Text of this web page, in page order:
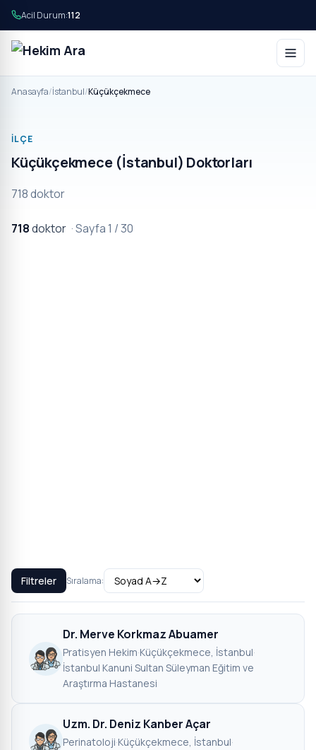
Acil Durum:112
Anasayfa/İstanbul/Küçükçekmece
İLÇE
Küçükçekmece (İstanbul) Doktorları
718 doktor
718doktor · Sayfa 1 / 30
Filtreler Sıralama:
Dr. Merve Korkmaz Abuamer
Pratisyen Hekim·Küçükçekmece, İstanbul·
İstanbul Kanuni Sultan Süleyman Eğitim ve
Araştırma Hastanesi
Uzm. Dr. Deniz Kanber Açar
Perinatoloji·Küçükçekmece, İstanbul·